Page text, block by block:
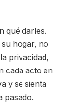
qué darles.
su hogar, no
privacidad,
cada acto en
y se sienta
pasado.